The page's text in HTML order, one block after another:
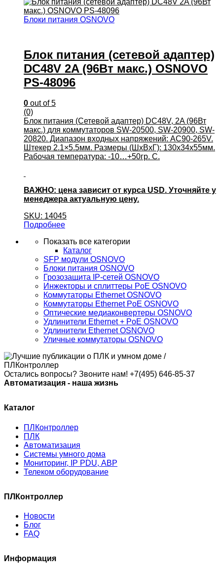
Блоки питания OSNOVO
Блок питания (сетевой адаптер)
DC48V 2A (96Вт макс.) OSNOVO
PS-48096
0 out of 5
(0)
Блок питания (Сетевой адаптер) DC48V, 2A (96Вт
макс.) для коммутаторов SW-20500, SW-20900, SW-
20820. Диапазон входных напряжений: AC90-265V.
Штекер 2.1×5.5мм. Размеры (ШхВхГ): 130x34x55мм.
Рабочая температура: -10…+50гр. С.
ВАЖНО: цена зависит от курса USD. Уточняйте у
менеджера актуальную цену.
SKU: 14045
Подробнее
Показать все категории
Каталог
SFP модули OSNOVO
Блоки питания OSNOVO
Грозозащита IP-сетей OSNOVO
Инжекторы и сплиттеры PoE OSNOVO
Коммутаторы Ethernet OSNOVO
Коммутаторы Ethernet PoE OSNOVO
Оптические медиаконвертеры OSNOVO
Удлинители Ethernet + PoE OSNOVO
Удлинители Ethernet OSNOVO
Уличные коммутаторы OSNOVO
Остались вопросы? Звоните нам! +7(495) 646-85-37
Автоматизация - наша жизнь
Каталог
ПЛКонтроллер
ПЛК
Автоматизация
Системы умного дома
Мониторинг, IP PDU, АВР
Телеком оборудование
ПЛКонтроллер
Новости
Блог
FAQ
Информация